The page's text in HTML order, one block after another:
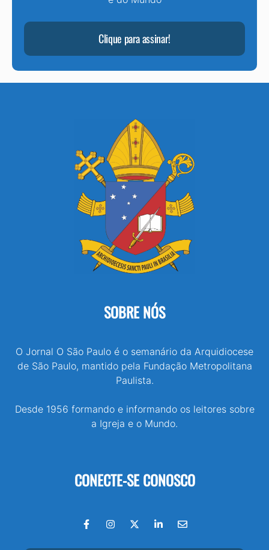
Clique para assinar!
SOBRE NÓS
O Jornal O São Paulo é o semanário da Arquidiocese
de São Paulo, mantido pela Fundação Metropolitana
Paulista.
Desde 1956 formando e informando os leitores sobre
a Igreja e o Mundo.
CONECTE-SE CONOSCO